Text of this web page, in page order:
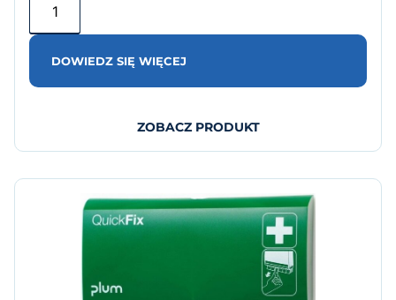
DOWIEDZ SIĘ WIĘCEJ
ZOBACZ PRODUKT